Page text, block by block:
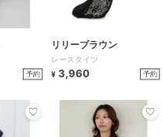
予約
リリーブラウン
レースタイツ
¥ 3,960 予約